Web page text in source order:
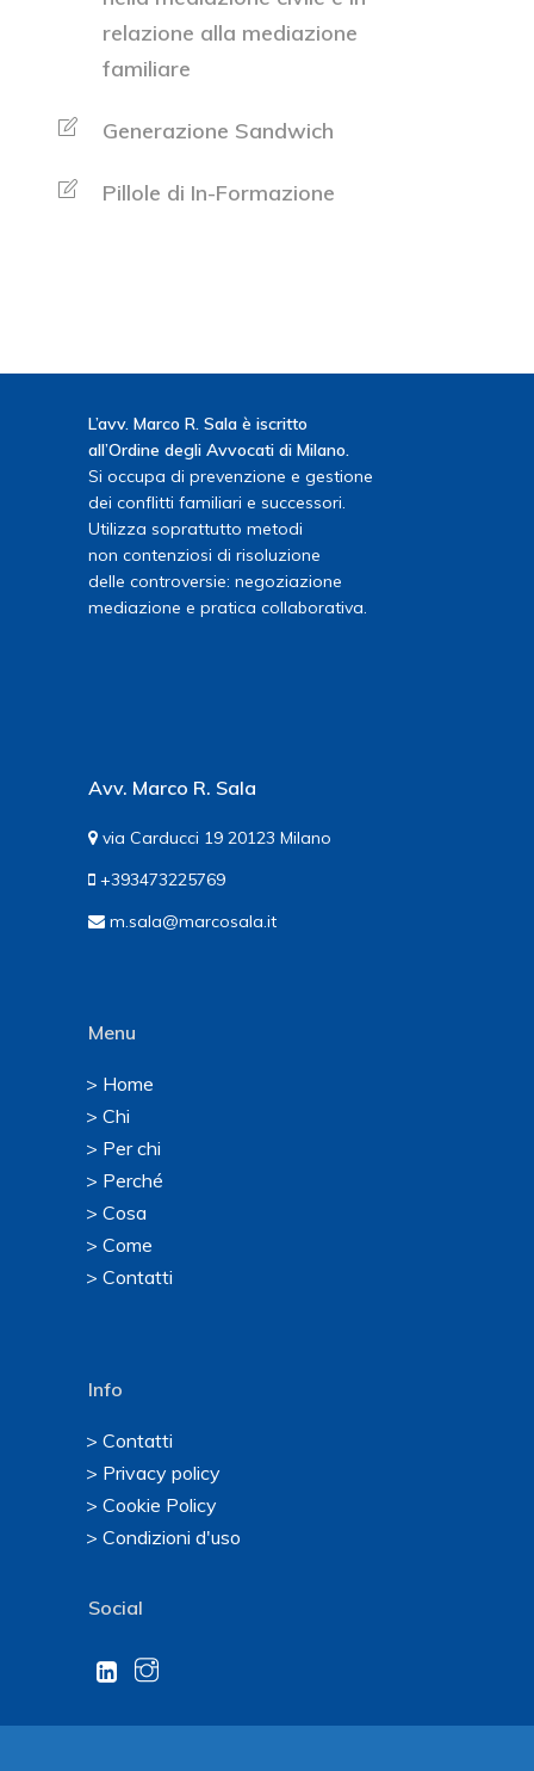
relazione alla mediazione
familiare
Generazione Sandwich
Pillole di In-Formazione
L’avv. Marco R. Sala è iscritto
all’Ordine degli Avvocati di Milano.
Si occupa di prevenzione e gestione
dei conflitti familiari e successori.
Utilizza soprattutto metodi
non contenziosi di risoluzione
delle controversie: negoziazione
mediazione e pratica collaborativa.
Avv. Marco R. Sala
via Carducci 19 20123 Milano
+393473225769
m.sala@marcosala.it
Menu
> Home
> Chi
> Per chi
> Perché
> Cosa
> Come
> Contatti
Info
> Contatti
> Privacy policy
> Cookie Policy
> Condizioni d'uso
Social